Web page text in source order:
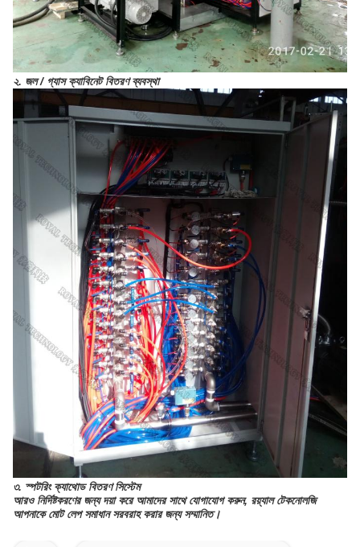
২. জল / গ্যাস ক্যাবিনেট বিতরণ ব্যবস্থা
৩. স্পটরিং ক্যাথোড বিতরণ সিস্টেম
আরও নির্দিষ্টকরণের জন্য দয়া করে আমাদের সাথে যোগাযোগ করুন, রয়্যাল টেকনোলজি
আপনাকে মোট লেপ সমাধান সরবরাহ করার জন্য সম্মানিত।